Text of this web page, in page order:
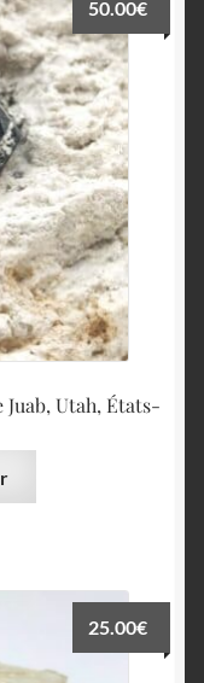
Juab, Utah, États-
50.00€
25.00€